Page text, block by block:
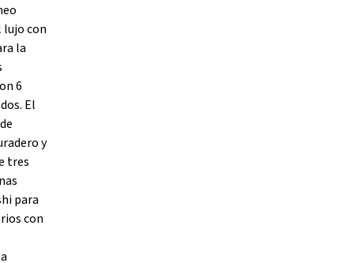
lujo con
la
6
El
y
tres
para
con